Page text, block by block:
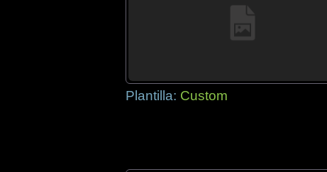
Plantilla: Custom